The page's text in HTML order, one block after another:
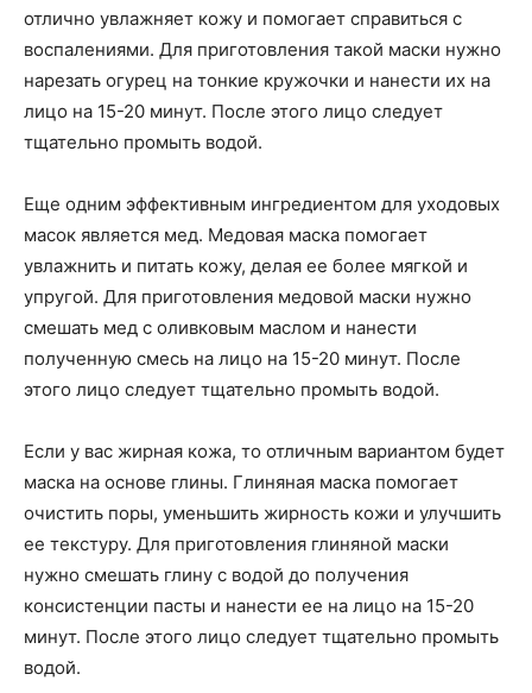
отлично увлажняет кожу и помогает справиться с
воспалениями. Для приготовления такой маски нужно
нарезать огурец на тонкие кружочки и нанести их на
лицо на 15-20 минут. После этого лицо следует
тщательно промыть водой.
Еще одним эффективным ингредиентом для уходовых
масок является мед. Медовая маска помогает
увлажнить и питать кожу, делая ее более мягкой и
упругой. Для приготовления медовой маски нужно
смешать мед с оливковым маслом и нанести
полученную смесь на лицо на 15-20 минут. После
этого лицо следует тщательно промыть водой.
Если у вас жирная кожа, то отличным вариантом будет
маска на основе глины. Глиняная маска помогает
очистить поры, уменьшить жирность кожи и улучшить
ее текстуру. Для приготовления глиняной маски
нужно смешать глину с водой до получения
консистенции пасты и нанести ее на лицо на 15-20
минут. После этого лицо следует тщательно промыть
водой.